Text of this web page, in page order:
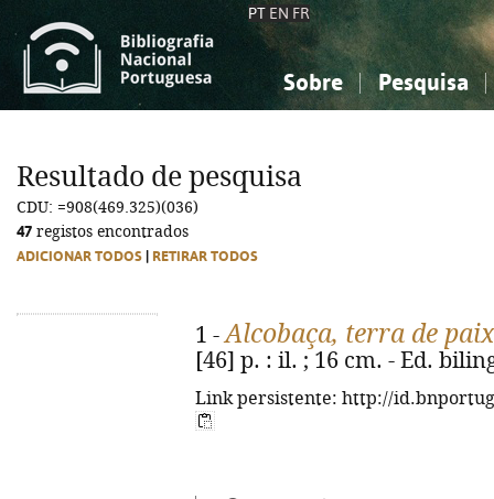
PT EN FR
Sobre Pesquisa
Ciências sociais...
Ciências sociais...
Resultado de pesquisa
CDU: =908(469.325)(036)
47 registos encontrados
ADICIONAR TODOS RETIRAR TODOS
1 -Alcobaça, terra de
[46] p. : il. ; 16 cm. - Ed.
Link persistente: http://